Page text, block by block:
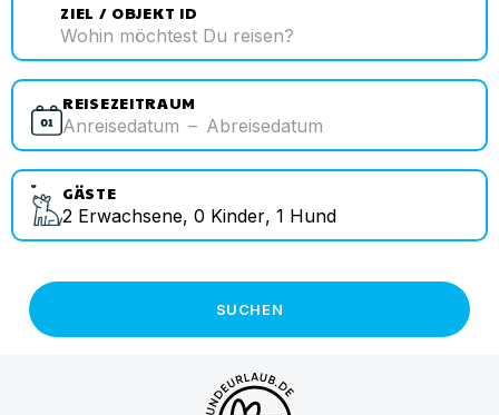
ZIEL / OBJEKT ID
REISEZEITRAUM
Anreisedatum – Abreisedatum
GÄSTE
2 Erwachsene, 0 Kinder, 1 Hund
SUCHEN